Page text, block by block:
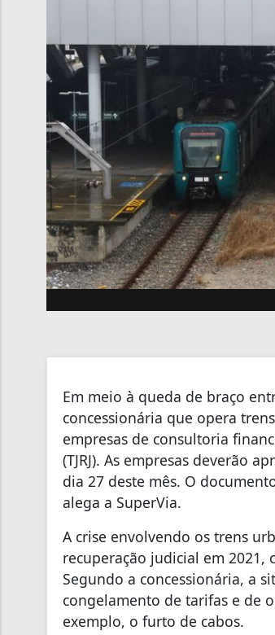
Em meio à queda de braço
concessionária que opera
empresas de consultoria
(TJRJ). As empresas deverão
dia 27 deste mês. O
alega a SuperVia.
A crise envolvendo os trens
recuperação judicial em 2021,
Segundo a concessionária, a
congelamento de tarifas e de
exemplo, o furto de cabos.